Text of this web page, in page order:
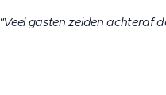
"Veel gasten zeiden achteraf